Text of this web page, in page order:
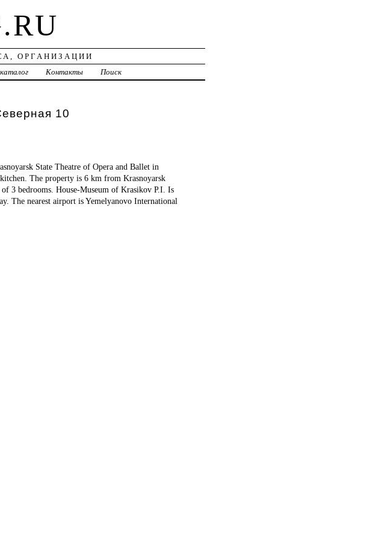
ОРГАНИЗАЦИИ
Контакты Поиск
10
State Theatre of Opera and Ballet in
The property is 6 km from Krasnoyarsk
3 bedrooms. House-Museum of Krasikov P.I. Is
The nearest airport is Yemelyanovo International